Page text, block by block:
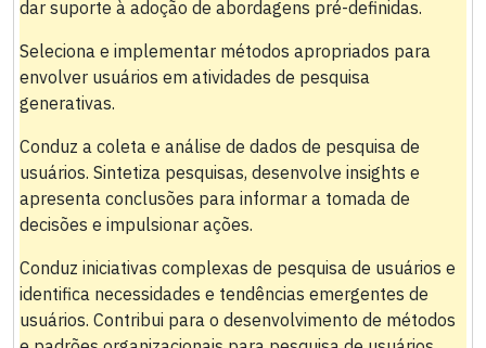
dar suporte à adoção de abordagens pré-definidas.
Seleciona e implementar métodos apropriados para
envolver usuários em atividades de pesquisa
generativas.
Conduz a coleta e análise de dados de pesquisa de
usuários. Sintetiza pesquisas, desenvolve insights e
apresenta conclusões para informar a tomada de
decisões e impulsionar ações.
Conduz iniciativas complexas de pesquisa de usuários e
identifica necessidades e tendências emergentes de
usuários. Contribui para o desenvolvimento de métodos